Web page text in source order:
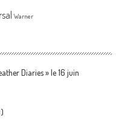
Warner
Diaries » le 16 juin